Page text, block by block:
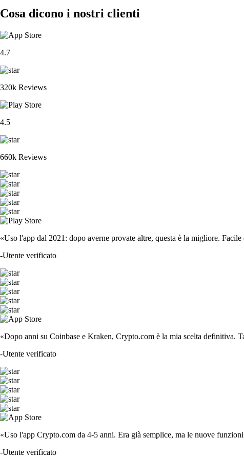
Cosa dicono i nostri clienti
4.7
320k Reviews
4.5
660k Reviews
«Uso l'app dal 2021: dopo averne provate altre, questa è la migliore.
-Utente verificato
«Dopo anni su Coinbase e Kraken, Crypto.com è la mia scelta definitiva.
-Utente verificato
«Uso l'app Crypto.com da 4-5 anni. Era già semplice, ma le nuove
-Utente verificato